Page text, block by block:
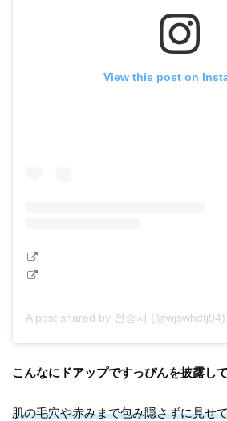
View this post on
A post shared by 전종서 (@wjswhdtj94)
こんなにドアップですっぴんを披露し
肌の毛穴や赤みまで包み隠さずに見せ